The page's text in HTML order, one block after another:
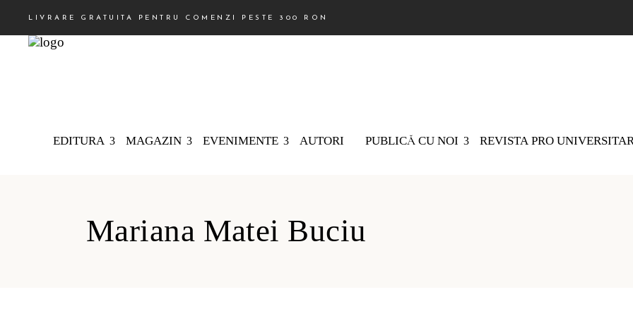
LIVRARE GRATUITA PENTRU COMENZI PESTE 300 RON
EDITURA MAGAZIN EVENIMENTE AUTORI PUBLICĂ CU NOI REVISTA PRO
Mariana Matei Buciu